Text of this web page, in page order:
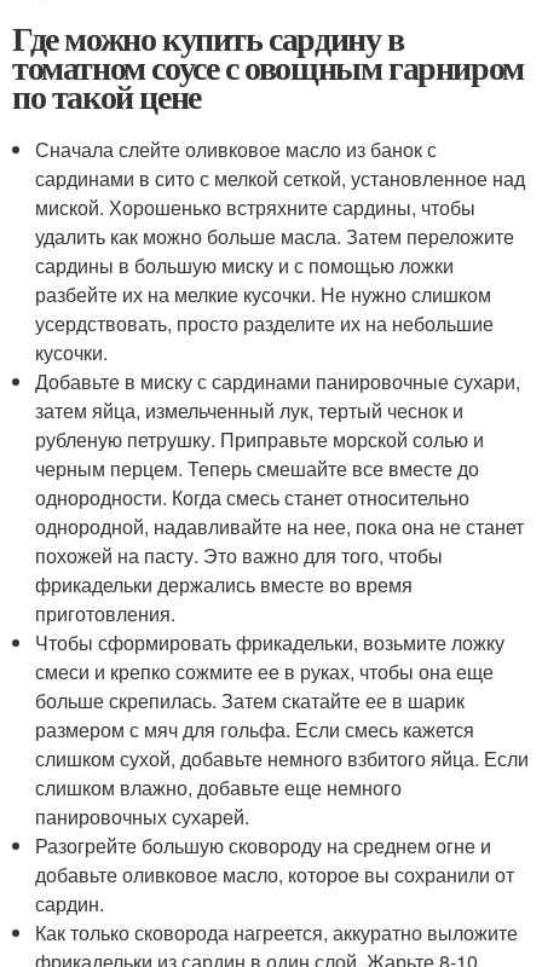
Где можно купить сардину в
томатном соусе с овощным гарниром
по такой цене
Сначала слейте оливковое масло из банок с
сардинами в сито с мелкой сеткой, установленное над
миской. Хорошенько встряхните сардины, чтобы
удалить как можно больше масла. Затем переложите
сардины в большую миску и с помощью ложки
разбейте их на мелкие кусочки. Не нужно слишком
усердствовать, просто разделите их на небольшие
кусочки.
Добавьте в миску с сардинами панировочные сухари,
затем яйца, измельченный лук, тертый чеснок и
рубленую петрушку. Приправьте морской солью и
черным перцем. Теперь смешайте все вместе до
однородности. Когда смесь станет относительно
однородной, надавливайте на нее, пока она не станет
похожей на пасту. Это важно для того, чтобы
фрикадельки держались вместе во время
приготовления.
Чтобы сформировать фрикадельки, возьмите ложку
смеси и крепко сожмите ее в руках, чтобы она еще
больше скрепилась. Затем скатайте ее в шарик
размером с мяч для гольфа. Если смесь кажется
слишком сухой, добавьте немного взбитого яйца. Если
слишком влажно, добавьте еще немного
панировочных сухарей.
Разогрейте большую сковороду на среднем огне и
добавьте оливковое масло, которое вы сохранили от
сардин.
Как только сковорода нагреется, аккуратно выложите